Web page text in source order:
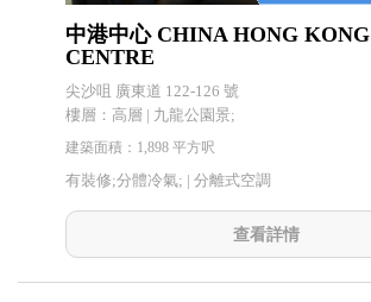
中港中心 CHINA HONG KONG
CENTRE
尖沙咀 廣東道 122-126 號
樓層：高層 | 九龍公園景;
建築面積：1,898 平方呎
有裝修;分體冷氣; | 分離式空調
查看詳情